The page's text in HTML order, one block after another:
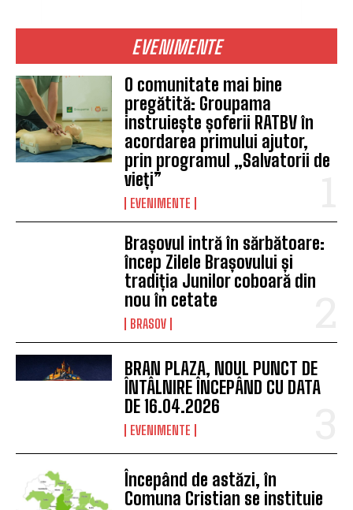
EVENIMENTE
O comunitate mai bine
pregătită: Groupama
instruiește șoferii RATBV în
acordarea primului ajutor,
prin programul „Salvatorii de
vieți”
EVENIMENTE
Brașovul intră în sărbătoare:
încep Zilele Brașovului și
tradiția Junilor coboară din
nou în cetate